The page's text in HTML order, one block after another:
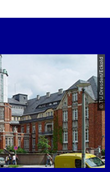
© TU Dresden/Eckold